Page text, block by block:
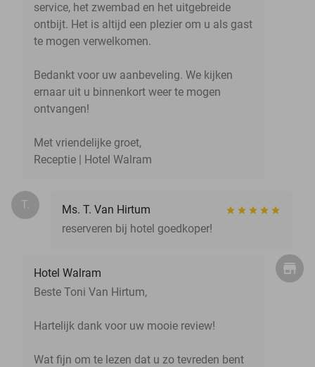
service, het zwembad en het uitgebreide
ontbijt. Het is altijd een plezier om u als gast
te mogen verwelkomen.
Bedankt voor uw aanbeveling. We kijken
ernaar uit u binnenkort weer te mogen
ontvangen!
Met vriendelijke groet,
Receptie | Hotel Walram
T.
Ms. T. Van Hirtum
reserveren bij hotel goedkoper!
Hotel Walram
Beste Toni Van Hirtum,
Hartelijk dank voor uw mooie review!
Wat fijn om te lezen dat u zo tevreden bent